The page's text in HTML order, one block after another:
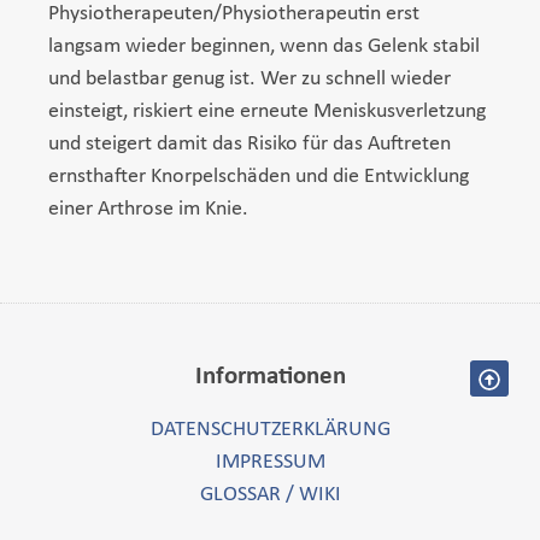
Physiotherapeuten/Physiotherapeutin erst
langsam wieder beginnen, wenn das Gelenk stabil
und belastbar genug ist. Wer zu schnell wieder
einsteigt, riskiert eine erneute Meniskusverletzung
und steigert damit das Risiko für das Auftreten
ernsthafter Knorpelschäden und die Entwicklung
einer Arthrose im Knie.
Informationen
DATENSCHUTZERKLÄRUNG
IMPRESSUM
GLOSSAR / WIKI